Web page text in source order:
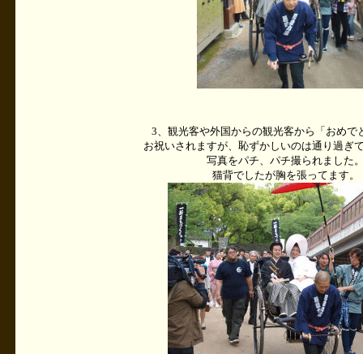
3、観光客や外国からの観光客から「おめで
お祝いされますが、恥ずかしいのは通り過ぎ
写真をパチ、パチ撮られました
猫背でしたが胸を張ってます。